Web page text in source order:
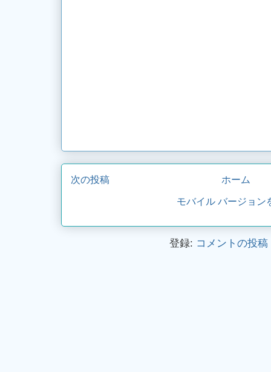
次の投稿 ホーム
モバイル バージョン
登録: コメントの投